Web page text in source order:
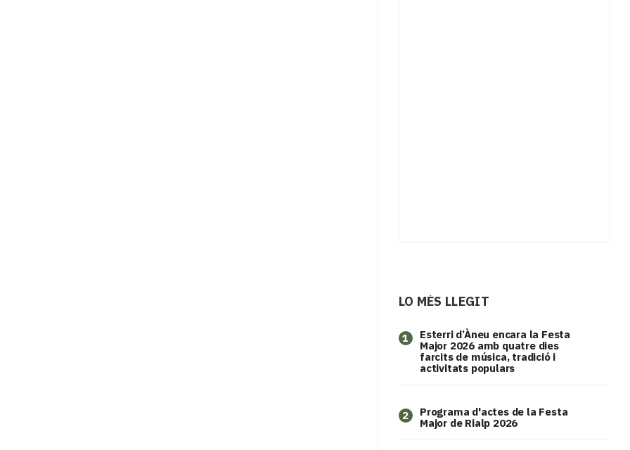
LO MÉS LLEGIT
1
Esterri d’Àneu encara la Festa
Major 2026 amb quatre dies
farcits de música, tradició i
activitats populars
2
Programa d'actes de la Festa
Major de Rialp 2026